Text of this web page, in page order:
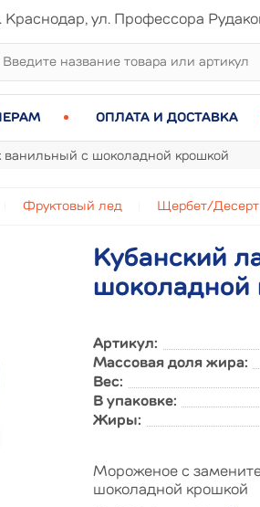
Краснодар, ул. Профессора
ОПЛАТА И ДОСТАВКА
ванильный с шоколадной крошкой
Фруктовый лед Щербет/Десерт
Кубанский
шоколадной
Артикул:
Массовая доля жира:
Вес:
В упаковке:
Жиры:
Мороженое с
шоколадной крошкой